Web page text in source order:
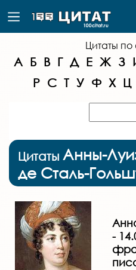
Цитаты
А Б В Г Д Е Ж З
Р С Т У Ф Х Ц
Цитаты Анны-
де Сталь-
-